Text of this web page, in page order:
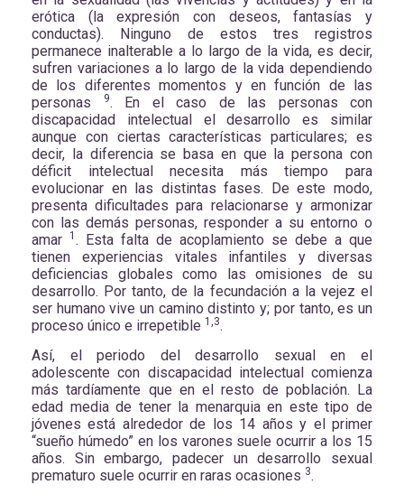
erótica (la expresión con deseos, fantasías y
conductas). Ninguno de estos tres registros
permanece inalterable a lo largo de la vida, es decir,
sufren variaciones a lo largo de la vida dependiendo
de los diferentes momentos y en función de las
personas
9. En el caso de las personas con
discapacidad intelectual el desarrollo es similar
aunque con ciertas características particulares; es
decir, la diferencia se basa en que la persona con
déficit intelectual necesita más tiempo para
evolucionar en las distintas fases. De este modo,
presenta dificultades para relacionarse y armonizar
con las demás personas, responder a su entorno o
amar
1 . Esta falta de acoplamiento se debe a que
tienen experiencias vitales infantiles y diversas
deficiencias globales como las omisiones de su
desarrollo. Por tanto, de la fecundación a la vejez el
ser humano vive un camino distinto y; por tanto, es un
proceso único e irrepetible 1,3.
Así, el periodo del desarrollo sexual en el
adolescente con discapacidad intelectual comienza
más tardíamente que en el resto de población. La
edad media de tener la menarquia en este tipo de
jóvenes está alrededor de los 14 años y el primer
“sueño húmedo” en los varones suele ocurrir a los 15
años. Sin embargo, padecer un desarrollo sexual
prematuro suele ocurrir en raras ocasiones 3.